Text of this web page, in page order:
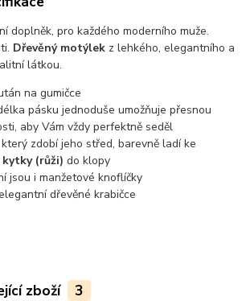
doplněk, pro každého moderního muže.
Dřevěný motýlek z lehkého, elegantního a
látkou.
na gumičce
pásku jednoduše umožňuje přesnou
aby Vám vždy perfektně seděl
zdobí jeho střed, barevně ladí ke
kytky (růži) do klopy
jsou i manžetové knoflíčky
dřevěné krabičce
zboží 3